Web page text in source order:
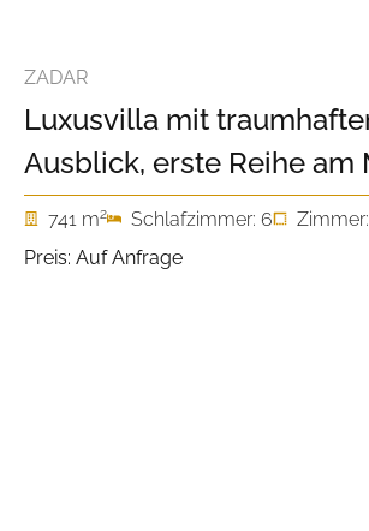
ZADAR
Luxusvilla mit
Ausblick, erste Reihe am
741 m2 Schlafzimmer: 6
Preis: Auf Anfrage